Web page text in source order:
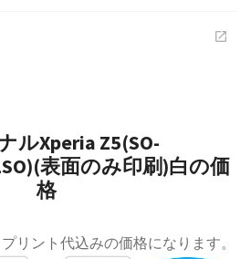
open_in_new
ルXperia Z5(SO-
表面のみ印刷)白の価
格
リント代込みの価格になります。